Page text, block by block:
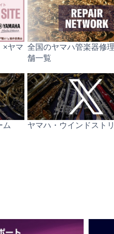
×ヤマ 全国のヤマハ管楽器修
舗一覧
ム
ヤマハ・ウインドスト